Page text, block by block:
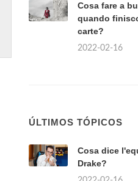
Cosa fare a
quando
carte?
2022-02-16
ÚLTIMOS TÓPICOS
Cosa dice
Drake?